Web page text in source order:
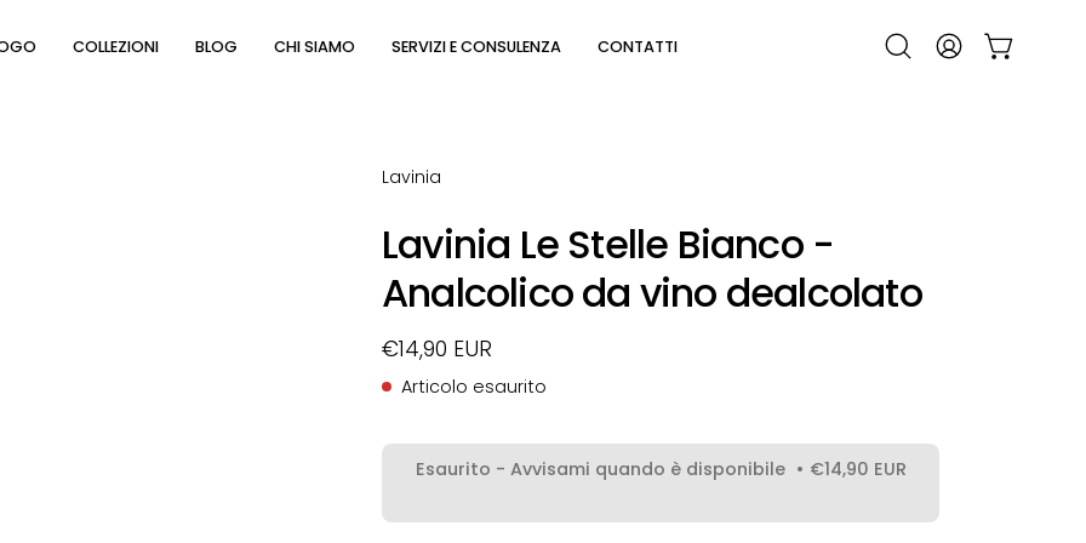
COLLEZIONI BLOG CHI SIAMO SERVIZI E CONSULENZA CONTATTI
Apri
IL
APRI
Lavinia
Lavinia Le Stelle Bianco -
Analcolico da vino dealcolato
€14,90 EUR
Articolo esaurito
Esaurito - Avvisami quando è disponibile €14,90 EUR